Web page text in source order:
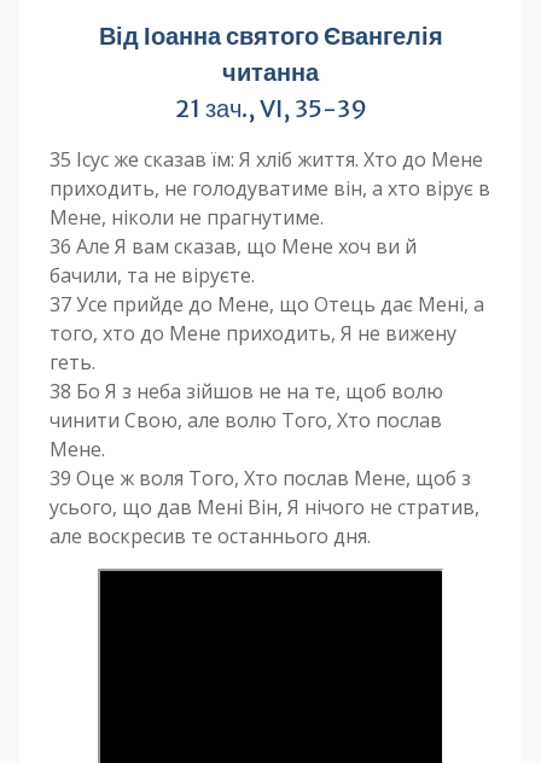
Від Іоанна святого Євангелія
читанна
21 зач., VI, 35-39
35 Ісус же сказав їм: Я хліб життя. Хто до Мене
приходить, не голодуватиме він, а хто вірує в
Мене, ніколи не прагнутиме.
36 Але Я вам сказав, що Мене хоч ви й
бачили, та не віруєте.
37 Усе прийде до Мене, що Отець дає Мені, а
того, хто до Мене приходить, Я не вижену
геть.
38 Бо Я з неба зійшов не на те, щоб волю
чинити Свою, але волю Того, Хто послав
Мене.
39 Оце ж воля Того, Хто послав Мене, щоб з
усього, що дав Мені Він, Я нічого не стратив,
але воскресив те останнього дня.